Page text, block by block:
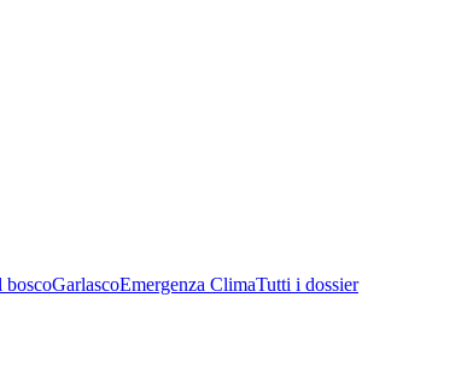
boscoGarlascoEmergenza ClimaTutti i dossier